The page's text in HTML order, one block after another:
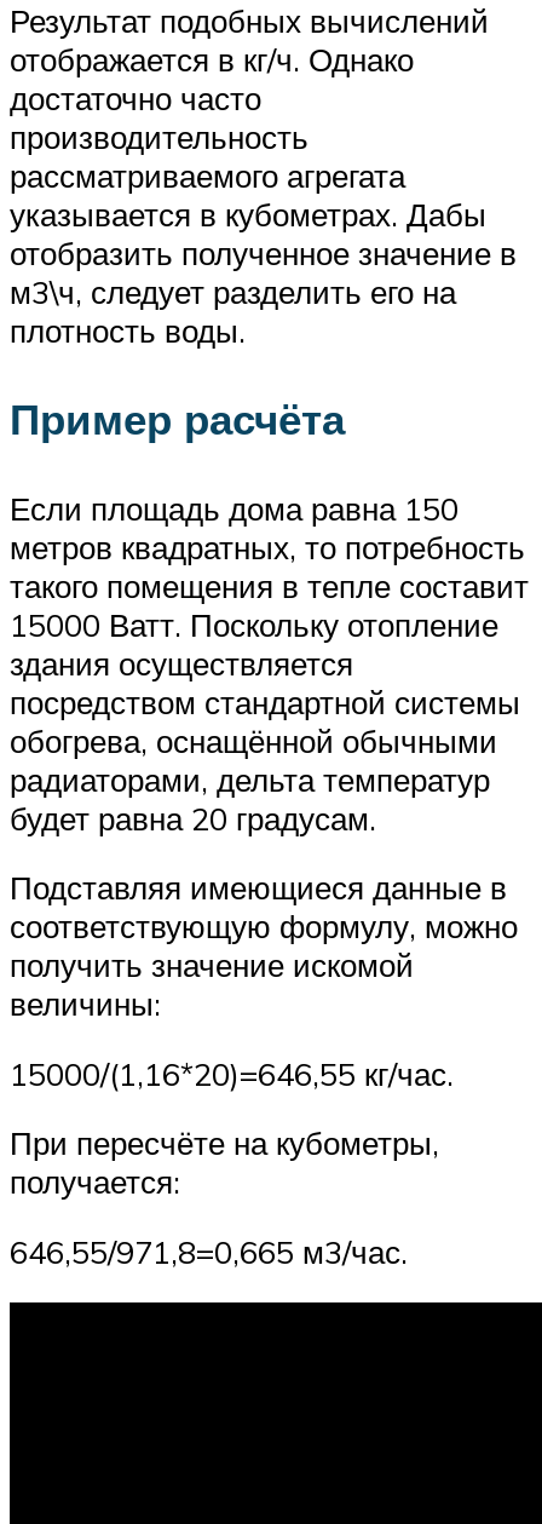
Результат подобных вычислений
отображается в кг/ч. Однако
достаточно часто
производительность
рассматриваемого агрегата
указывается в кубометрах. Дабы
отобразить полученное значение в
м3\ч, следует разделить его на
плотность воды.
Пример расчёта
Если площадь дома равна 150
метров квадратных, то потребность
такого помещения в тепле составит
15000 Ватт. Поскольку отопление
здания осуществляется
посредством стандартной системы
обогрева, оснащённой обычными
радиаторами, дельта температур
будет равна 20 градусам.
Подставляя имеющиеся данные в
соответствующую формулу, можно
получить значение искомой
величины:
15000/(1,16*20)=646,55 кг/час.
При пересчёте на кубометры,
получается:
646,55/971,8=0,665 м3/час.